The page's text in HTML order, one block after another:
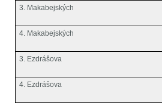
3. Makabejských
4. Makabejských
3. Ezdrášova
4. Ezdrášova